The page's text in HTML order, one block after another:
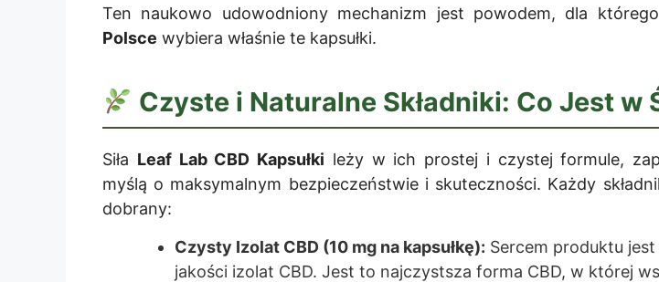
Ten naukowo udowodniony mechanizm jest powodem, dla
Polsce wybiera właśnie te kapsułki.
Czyste i Naturalne Składniki: Co Jest w
Siła Leaf Lab CBD Kapsułki leży w ich prostej i czystej formule,
myślą o maksymalnym bezpieczeństwie i skuteczności. Każdy
dobrany:
Czysty Izolat CBD (10 mg na kapsułkę): Sercem produktu
jakości izolat CBD. Jest to najczystsza forma CBD, w której